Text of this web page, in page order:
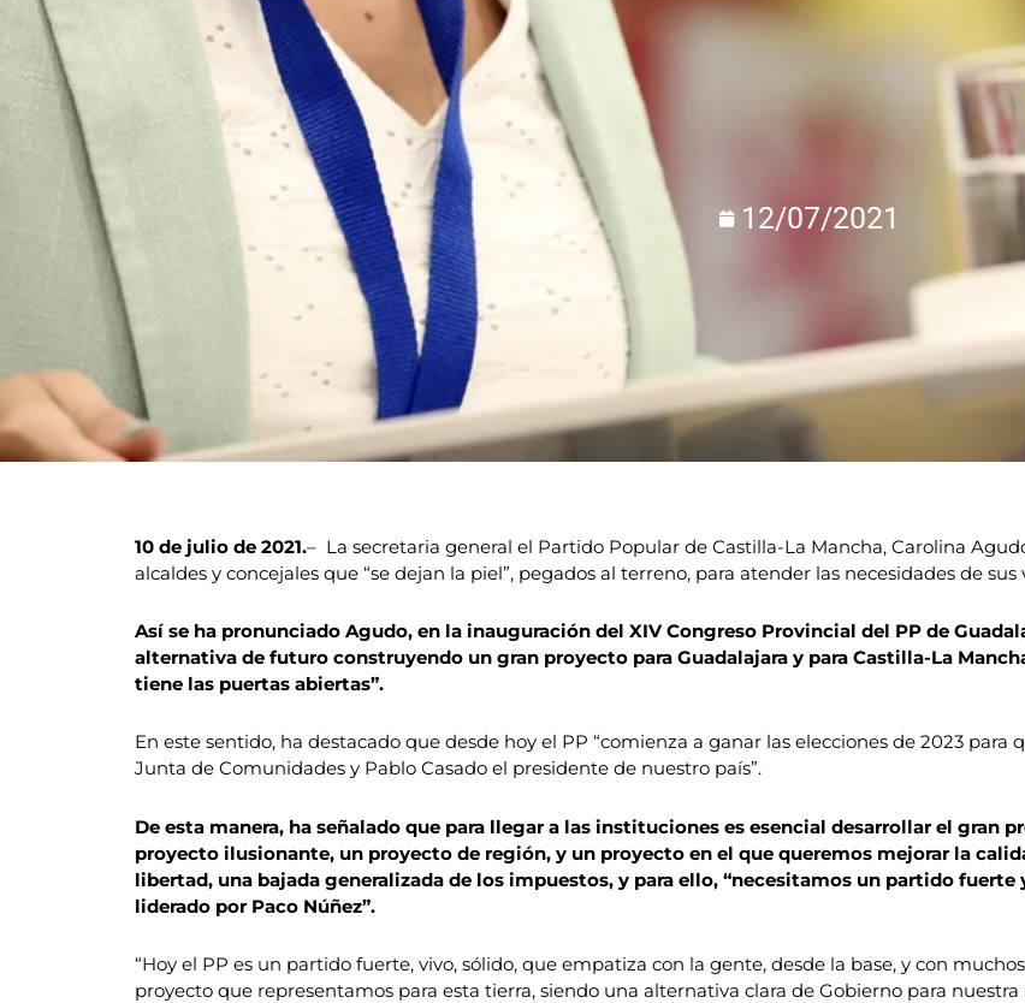
12/07/2021
10 de julio de 2021.– La secretaria general el Partido Popular de Castilla-La Mancha, Carolina
alcaldes y concejales que “se dejan la piel”, pegados al terreno, para atender las necesidades de sus
Así se ha pronunciado Agudo, en la inauguración del XIV Congreso Provincial del PP de
alternativa de futuro construyendo un gran proyecto para Guadalajara y para Castilla-La
tiene las puertas abiertas”.
En este sentido, ha destacado que desde hoy el PP “comienza a ganar las elecciones de 2023
Junta de Comunidades y Pablo Casado el presidente de nuestro país”.
De esta manera, ha señalado que para llegar a las instituciones es esencial desarrollar el gran
proyecto ilusionante, un proyecto de región, y un proyecto en el que queremos mejorar la
libertad, una bajada generalizada de los impuestos, y para ello, “necesitamos un partido
liderado por Paco Núñez”.
“Hoy el PP es un partido fuerte, vivo, sólido, que empatiza con la gente, desde la base, y con
proyecto que representamos para esta tierra, siendo una alternativa clara de Gobierno para nuestra